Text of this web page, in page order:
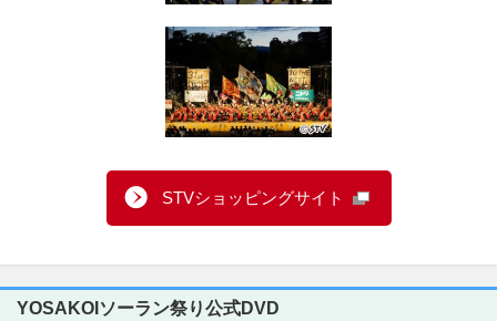
STVショッピングサイト
YOSAKOIソーラン祭り公式DVD